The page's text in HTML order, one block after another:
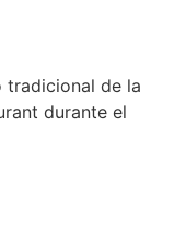
tradicional de la
durante el